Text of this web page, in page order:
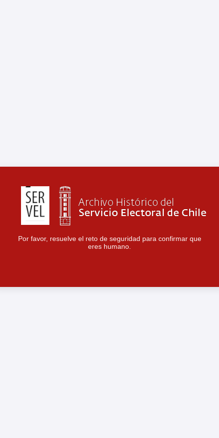
Por favor, resuelve el reto de seguridad para confirmar que
eres humano.